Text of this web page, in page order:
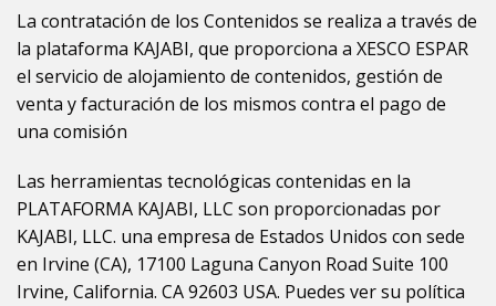
La contratación de los Contenidos se realiza a través de
la plataforma KAJABI, que proporciona a XESCO ESPAR
el servicio de alojamiento de contenidos, gestión de
venta y facturación de los mismos contra el pago de
una comisión
Las herramientas tecnológicas contenidas en la
PLATAFORMA KAJABI, LLC son proporcionadas por
KAJABI, LLC. una empresa de Estados Unidos con sede
en Irvine (CA), 17100 Laguna Canyon Road Suite 100
Irvine, California. CA 92603 USA. Puedes ver su política